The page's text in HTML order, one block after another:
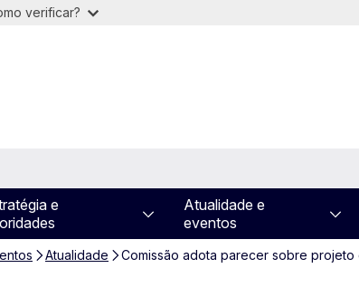
verificar?
e
Atualidade e
eventos
Atualidade Comissão adota parecer sobre